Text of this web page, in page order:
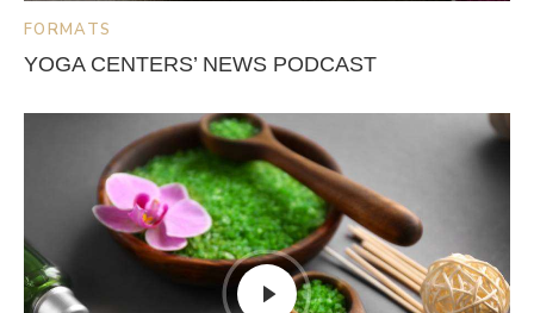
FORMATS
YOGA CENTERS’ NEWS PODCAST